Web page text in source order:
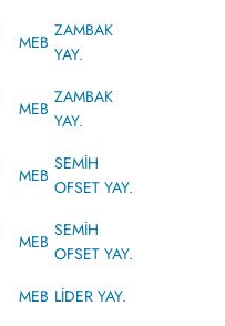
MEB
ZAMBAK
YAY.
MEB
ZAMBAK
YAY.
MEB
SEMİH
OFSET YAY.
MEB
SEMİH
OFSET YAY.
MEB LİDER YAY.